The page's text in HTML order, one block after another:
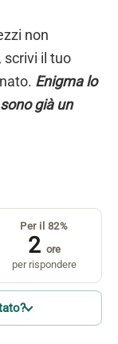
non
scrivi il tuo
Enigma lo
già un
Per il 82%
2 ore
per rispondere